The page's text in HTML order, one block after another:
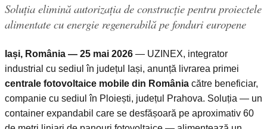
Soluția elimină autorizația de construcție pentru proiectele
alimentate cu energie regenerabilă pe fonduri europene
Iași, România — 25 mai 2026 — UZINEX, integrator
industrial cu sediul în județul Iași, anunță livrarea primei
centrale fotovoltaice mobile din România către beneficiar,
companie cu sediul în Ploiești, județul Prahova. Soluția — un
container expandabil care se desfășoară pe aproximativ 60